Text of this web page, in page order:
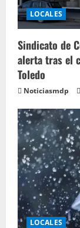
LOCALES
Sindicato de
alerta tras el
Toledo
Noticiasmdp
LOCALES